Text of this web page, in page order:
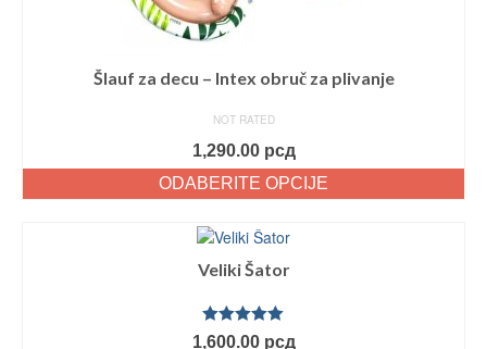
Šlauf za decu – Intex obruč za plivanje
NOT RATED
1,290.00 рсд
ODABERITE OPCIJE
Veliki Šator
Ocenjeno
1,600.00 рсд